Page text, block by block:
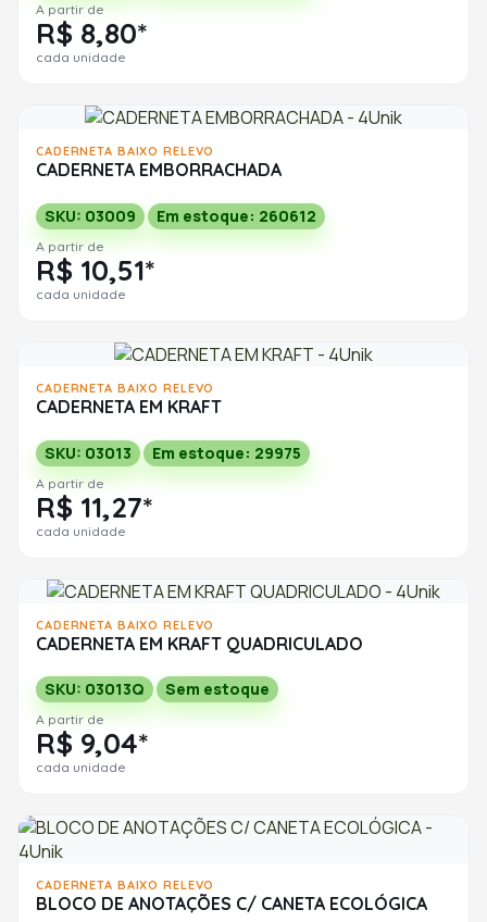
A partir de
R$ 8,80*
cada unidade
CADERNETA BAIXO RELEVO
CADERNETA EMBORRACHADA
SKU: 03009 Em estoque: 260612
A partir de
R$ 10,51*
cada unidade
CADERNETA BAIXO RELEVO
CADERNETA EM KRAFT
SKU: 03013 Em estoque: 29975
A partir de
R$ 11,27*
cada unidade
CADERNETA BAIXO RELEVO
CADERNETA EM KRAFT QUADRICULADO
SKU: 03013Q Sem estoque
A partir de
R$ 9,04*
cada unidade
CADERNETA BAIXO RELEVO
BLOCO DE ANOTAÇÕES C/ CANETA ECOLÓGICA